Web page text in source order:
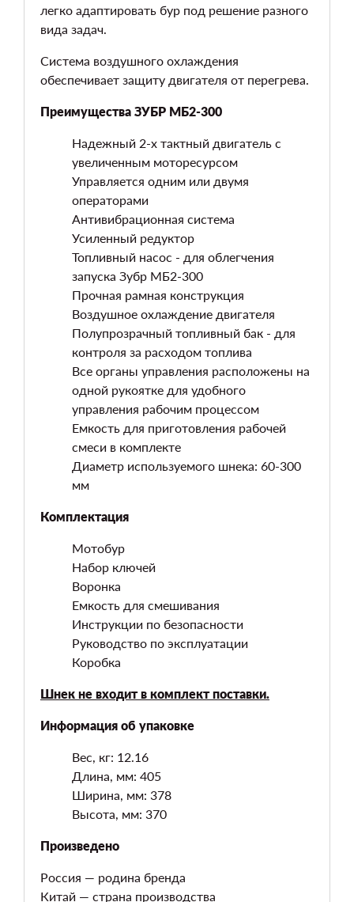
легко адаптировать бур под решение разного
вида задач.
Система воздушного охлаждения
обеспечивает защиту двигателя от перегрева.
Преимущества ЗУБР МБ2-300
Надежный 2-х тактный двигатель с
увеличенным моторесурсом
Управляется одним или двумя
операторами
Антивибрационная система
Усиленный редуктор
Топливный насос - для облегчения
запуска Зубр МБ2-300
Прочная рамная конструкция
Воздушное охлаждение двигателя
Полупрозрачный топливный бак - для
контроля за расходом топлива
Все органы управления расположены на
одной рукоятке для удобного
управления рабочим процессом
Емкость для приготовления рабочей
смеси в комплекте
Диаметр используемого шнека: 60-300
мм
Комплектация
Мотобур
Набор ключей
Воронка
Емкость для смешивания
Инструкции по безопасности
Руководство по эксплуатации
Коробка
Шнек не входит в комплект поставки.
Информация об упаковке
Вес, кг: 12.16
Длина, мм: 405
Ширина, мм: 378
Высота, мм: 370
Произведено
Россия — родина бренда
Китай — страна производства